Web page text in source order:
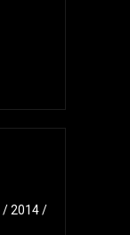
/ 2014 /